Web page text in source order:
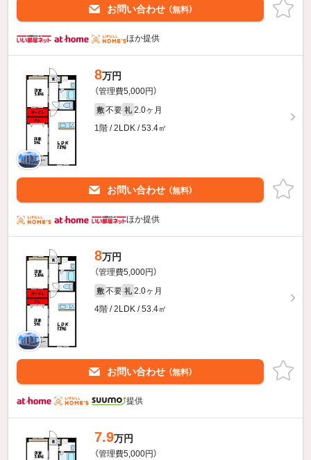
お問い合わせ （無料）
ほか提供
8万円
（管理費5,000円）
敷 不要 礼 2.0ヶ月
1階 / 2LDK / 53.4㎡
お問い合わせ （無料）
ほか提供
8万円
（管理費5,000円）
敷 不要 礼 2.0ヶ月
4階 / 2LDK / 53.4㎡
お問い合わせ （無料）
提供
7.9万円
（管理費5,000円）